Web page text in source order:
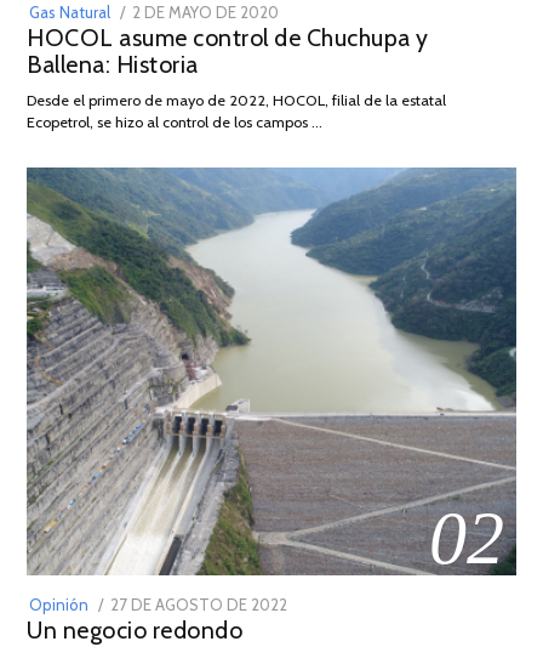
Gas Natural
POSTED
ON
2 DE MAYO DE 2020
DE
2026
HOCOL asume control de Chuchupa y
Ballena: Historia
Desde el primero de mayo de 2022, HOCOL, filial de la estatal
Ecopetrol, se hizo al control de los campos …
02
Opinión
POSTED
ON
27 DE AGOSTO DE 2022
Un negocio redondo